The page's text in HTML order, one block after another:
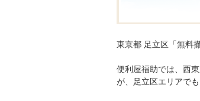
東京都 足立区「無料
便利屋福助では、西
が、足立区エリアで